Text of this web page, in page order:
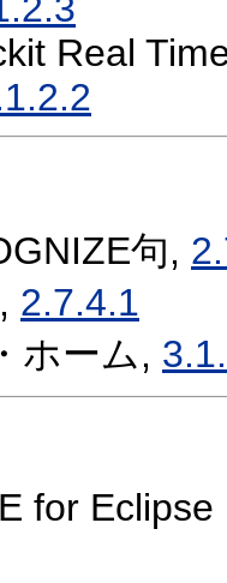
Real
句,
2.7.4.1
ホーム,
for Eclipse